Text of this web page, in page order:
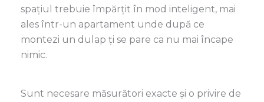
spațiul trebuie împărțit în mod inteligent, mai
ales într-un apartament unde după ce
montezi un dulap ți se pare ca nu mai încape
nimic.
Sunt necesare măsurători exacte și o privire de